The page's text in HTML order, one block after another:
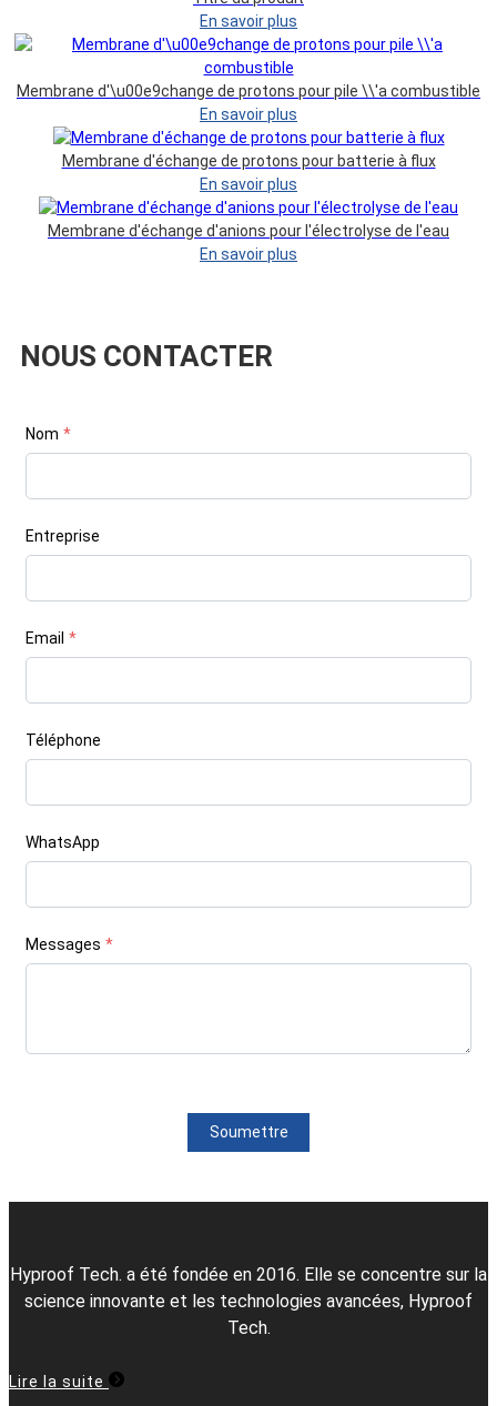
En savoir plus
Membrane d'\u00e9change de protons pour pile \\'a combustible
En savoir plus
Membrane d'échange de protons pour batterie à flux
En savoir plus
Membrane d'échange d'anions pour l'électrolyse de l'eau
En savoir plus
NOUS CONTACTER
Nom *
Entreprise
Email *
Téléphone
WhatsApp
Messages *
Soumettre
Hyproof Tech. a été fondée en 2016. Elle se concentre sur la
science innovante et les technologies avancées, Hyproof
Tech.
Lire la suite